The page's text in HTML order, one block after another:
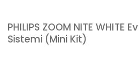
PHILIPS ZOOM NITE WHITE
Sistemi (Mini Kit)